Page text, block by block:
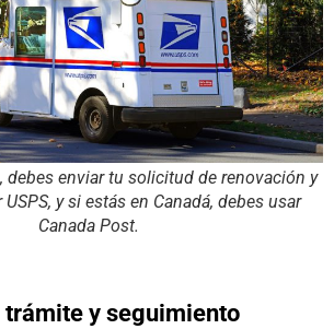
debes enviar tu solicitud de renovación y
y si estás en Canadá, debes usar
Canada Post.
trámite y seguimiento